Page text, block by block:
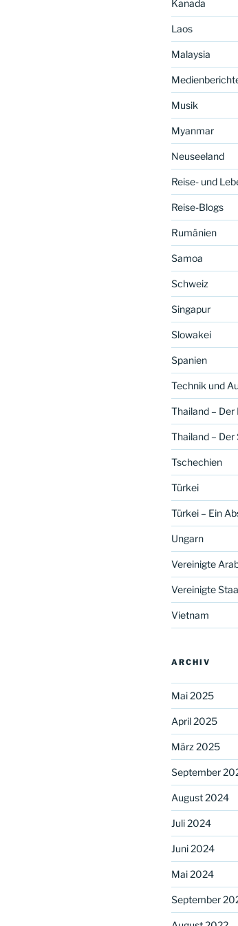
Kanada
Laos
Malaysia
Musik
Myanmar
Neuseeland
Reise- und
Reise-Blogs
Rumänien
Samoa
Schweiz
Singapur
Slowakei
Spanien
Technik und
Thailand – Der
Thailand – Der
Tschechien
Türkei
Türkei – Ein
Ungarn
Vereinigte
Vereinigte
Vietnam
ARCHIV
Mai 2025
April 2025
März 2025
September
August 2024
Juli 2024
Juni 2024
Mai 2024
September